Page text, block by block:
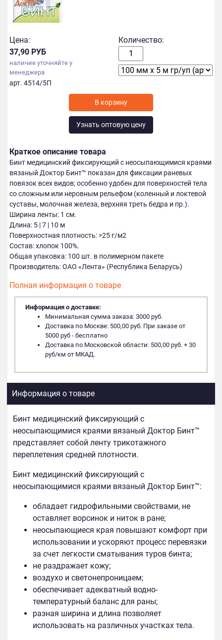
Цена:
37,90 РУБ
наличие уточняйте у
менеджера
арт. 4514/5П
Количество:
Узнать оптовую цену
Краткое описание товара
Бинт медицинский фиксирующий с неосыпающимися краями
вязаный Доктор Бинт™ показан для фиксации раневых
повязок всех видов; особенно удобен для поверхностей тела
со сложным или неровным рельефом (коленный и локтевой
суставы, молочная железа, верхняя треть бедра и пр.).
Ширина ленты: 1 см.
Длина: 5 | 7 | 10 м
Поверхностная плотность: >25 г/м2
Состав: хлопок 100%.
Общая упаковка: 100 шт. в полимерном пакете
Производитель: ОАО «Лента» (Республика Беларусь)
Полная информация о товаре
Информация о доставке:
Минимальная сумма заказа: 3000 руб.
Доставка по Москве: 500,00 руб. При заказе от
5000 руб - бесплатно
Доставка по Московской области: 500,00 руб. + 30
руб/км от МКАД.
Информация о товаре
Бинт медицинский фиксирующий с
неосыпающимися краями вязаный Доктор Бинт™
представляет собой ленту трикотажного
переплетения средней плотности.
Бинт медицинский фиксирующий с
неосыпающимися краями вязаный Доктор Бинт™:
обладает гидрофильными свойствами, не
оставляет ворси­нок и ниток в ране;
неосыпающиеся края повышают комфорт при
использова­нии и ускоряют процесс перевязки
за счет легкости сматы­вания туров бинта;
не раздражает кожу;
воздухо и светонепроницаем;
обеспечивает адекватный водно-
температурный баланс для раны;
разная ширина и длина позволяет
использовать на различных участках тела.